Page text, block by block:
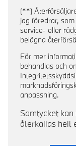
(**)
jag föredrar,
service- eller
belägna
För mer
behandlas och
anpassning.
Samtycket
återkallas helt